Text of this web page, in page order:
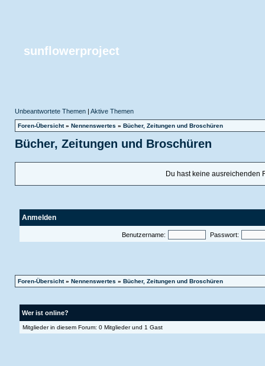
sunflowerproject
Unbeantwortete Themen| Aktive Themen
Foren-Übersicht» Nennenswertes » Bücher, Zeitungen und Broschüren
Bücher, Zeitungen und Broschüren
Du hast keine ausreichenden
Anmelden
Benutzername: Passwort:
Foren-Übersicht» Nennenswertes » Bücher, Zeitungen und Broschüren
Wer ist online?
Mitglieder in diesem Forum: 0 Mitglieder und 1 Gast